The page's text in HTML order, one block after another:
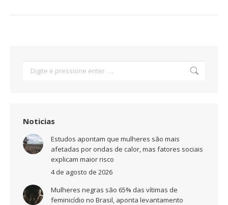
Noticias
Estudos apontam que mulheres são mais
afetadas por ondas de calor, mas fatores sociais
explicam maior risco
4 de agosto de 2026
Mulheres negras são 65% das vítimas de
feminicídio no Brasil, aponta levantamento